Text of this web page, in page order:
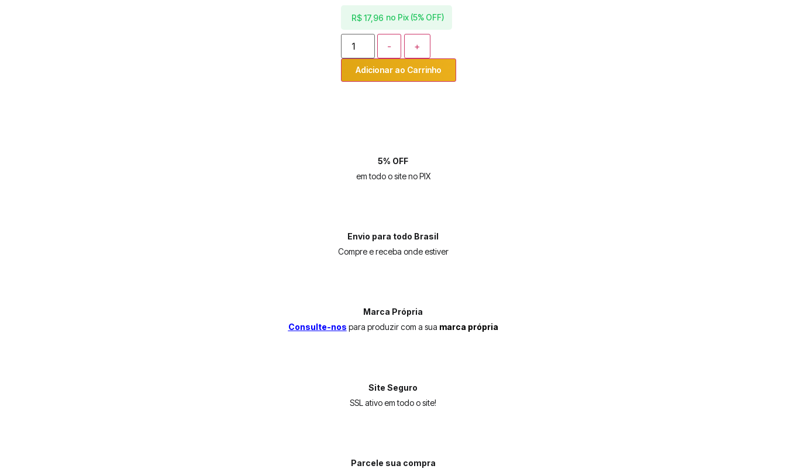
R$17,96 no Pix (5% OFF)
- +
Adicionar ao Carrinho
5% OFF
em todo o site no PIX
Envio para todo Brasil
Compre e receba onde estiver
Marca Própria
Consulte-nos para produzir com a sua marca própria
Site Seguro
SSL ativo em todo o site!
Parcele sua compra